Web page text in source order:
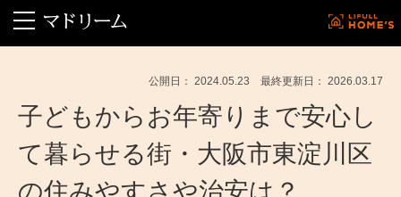
公開日： 2024.05.23 最終更新日： 2026.03.17
子どもからお年寄りまで安心し
て暮らせる街・大阪市東淀川区
の住みやすさや治安は？